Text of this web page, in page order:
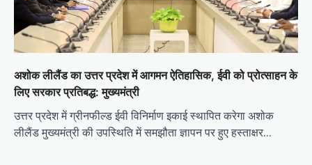
अशोक लीलैंड का उत्तर प्रदेश में आगमन ऐतिहासिक, ईवी को प्रोत्साहन के
लिए सरकार प्रतिबद्ध: मुख्यमंत्री
उत्तर प्रदेश में ग्रीनफील्ड ईवी विनिर्माण इकाई स्थापित करेगा अशोक
लीलैंड मुख्यमंत्री की उपस्थिति में समझौता ज्ञापन पर हुए हस्ताक्षर…